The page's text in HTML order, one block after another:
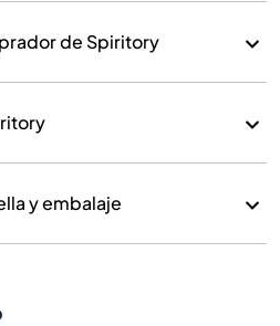
de Spiritory
y embalaje